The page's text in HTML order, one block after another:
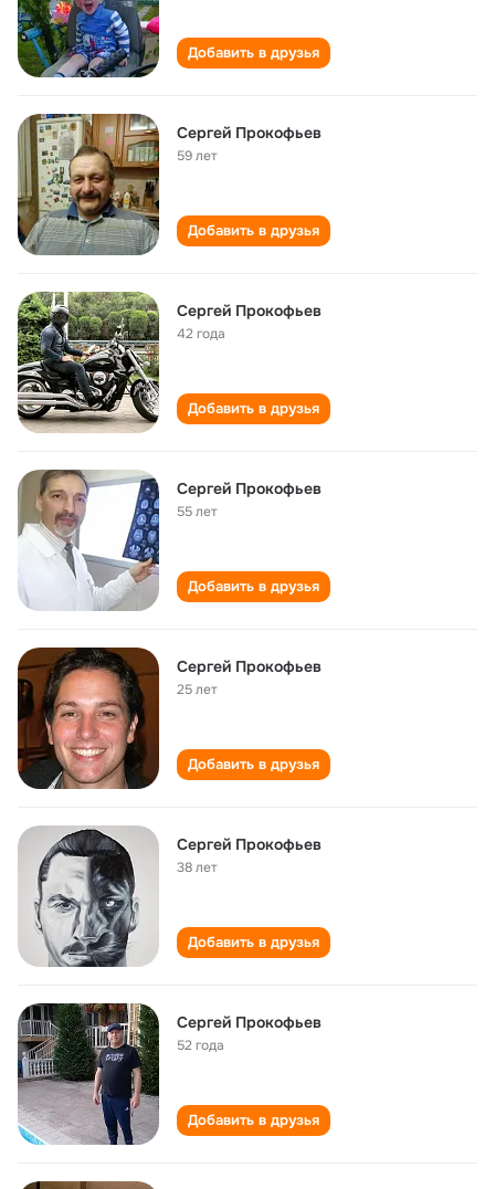
Добавить в друзья
Сергей Прокофьев
59 лет
Добавить в друзья
Сергей Прокофьев
42 года
Добавить в друзья
Сергей Прокофьев
55 лет
Добавить в друзья
Сергей Прокофьев
25 лет
Добавить в друзья
Сергей Прокофьев
38 лет
Добавить в друзья
Сергей Прокофьев
52 года
Добавить в друзья